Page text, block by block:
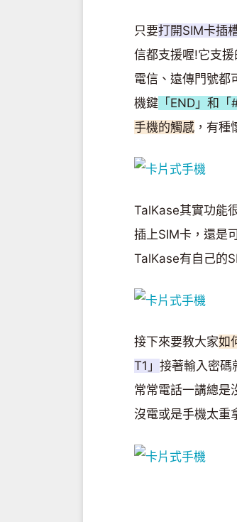
只要打開SIM卡插
信都支援喔!它支
電信、遠傳門號都
機鍵 「END」和「#
手機的觸感 ，有種
TalKase其實功能
插上SIM卡，還是
TalKase有自己的
接下來要教大家如
T1」 接著輸入密碼
常常電話一講總是
沒電或是手機太重